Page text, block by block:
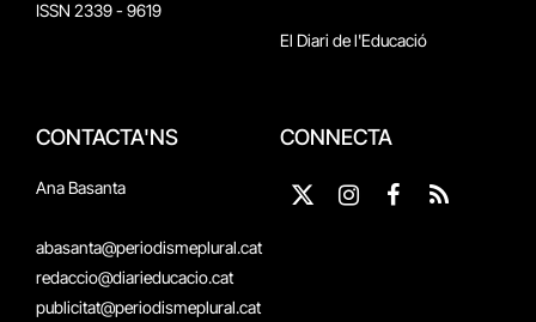
ISSN 2339 - 9619
El Diari de l'Educació
CONTACTA'NS
Ana Basanta
abasanta@periodismeplural.cat
redaccio@diarieducacio.cat
publicitat@periodismeplural.cat
CONNECTA
X
Instagram
Facebook
RSS